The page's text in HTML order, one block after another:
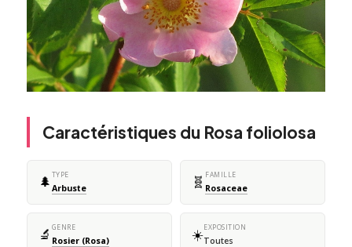
Caractéristiques du Rosa foliolosa
🌲 TYPE
Arbuste 🧬 FAMILLE
Rosaceae
🔬 GENRE
Rosier (Rosa) ☀️EXPOSITION
Toutes